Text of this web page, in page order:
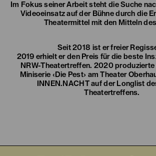
Im Fokus seiner Arbeit steht die Suche
Videoeinsatz auf der Bühne durch die
Theatermittel mit den Mitteln
Seit 2018 ist er freier
2019 erhielt er den Preis für die beste
NRW-Theatertreffen. 2020 produzierte
Miniserie ‹Die Pest› am Theater
INNEN.NACHT auf der Longlist
Theatertreffens.